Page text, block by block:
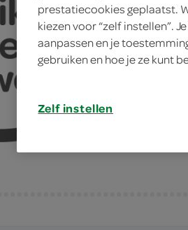
prestatiecookies geplaatst.
kiezen voor “zelf instellen”.
aanpassen en je
gebruiken en hoe je ze kunt
Zelf instellen